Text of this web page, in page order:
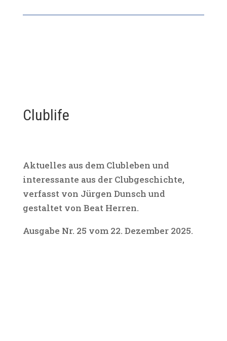
Clublife
Aktuelles aus dem Clubleben und
interessante aus der Clubgeschichte,
verfasst von Jürgen Dunsch und
gestaltet von Beat Herren.
Ausgabe Nr. 25 vom 22. Dezember 2025.